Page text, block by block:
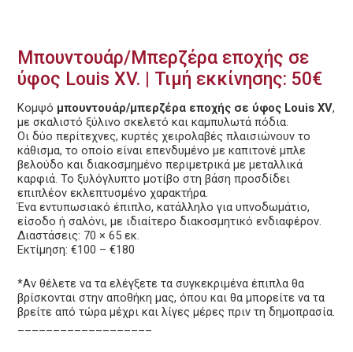
Μπουντουάρ/Μπερζέρα εποχής σε
ύφος Louis XV. | Τιμή εκκίνησης: 50€
Κομψό μπουντουάρ/μπερζέρα εποχής σε ύφος Louis XV,
με σκαλιστό ξύλινο σκελετό και καμπυλωτά πόδια.
Οι δύο περίτεχνες, κυρτές χειρολαβές πλαισιώνουν το
κάθισμα, το οποίο είναι επενδυμένο με καπιτονέ μπλε
βελούδο και διακοσμημένο περιμετρικά με μεταλλικά
καρφιά. Το ξυλόγλυπτο μοτίβο στη βάση προσδίδει
επιπλέον εκλεπτυσμένο χαρακτήρα.
Ένα εντυπωσιακό έπιπλο, κατάλληλο για υπνοδωμάτιο,
είσοδο ή σαλόνι, με ιδιαίτερο διακοσμητικό ενδιαφέρον.
Διαστάσεις: 70 × 65 εκ.
Εκτίμηση: €100 – €180
*Αν θέλετε να τα ελέγξετε τα συγκεκριμένα έπιπλα θα
βρίσκονται στην αποθήκη μας, όπου και θα μπορείτε να τα
βρείτε από τώρα μέχρι και λίγες μέρες πριν τη δημοπρασία.